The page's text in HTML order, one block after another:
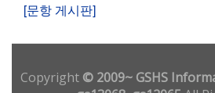
[문항 게시판]
Copyright© 2009~ GSHS